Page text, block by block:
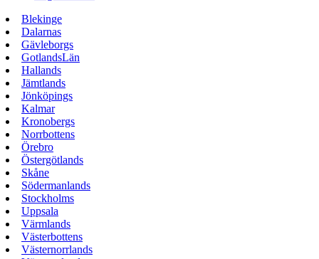
Blekinge
Dalarnas
Gävleborgs
GotlandsLän
Hallands
Jämtlands
Jönköpings
Kalmar
Kronobergs
Norrbottens
Örebro
Östergötlands
Skåne
Södermanlands
Stockholms
Uppsala
Värmlands
Västerbottens
Västernorrlands